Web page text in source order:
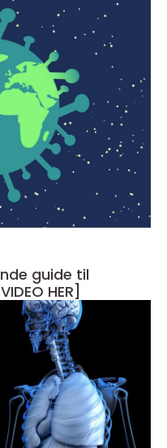
guide til
HER]